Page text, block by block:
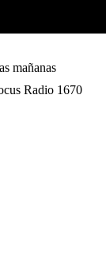
mañanas
Radio 1670